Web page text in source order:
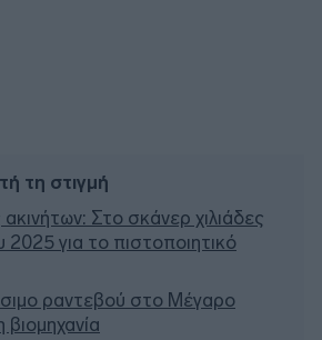
τη στιγμή
Στο σκάνερ χιλιάδες
2025 για το πιστοποιητικό
ραντεβού στο Μέγαρο
βιομηχανία